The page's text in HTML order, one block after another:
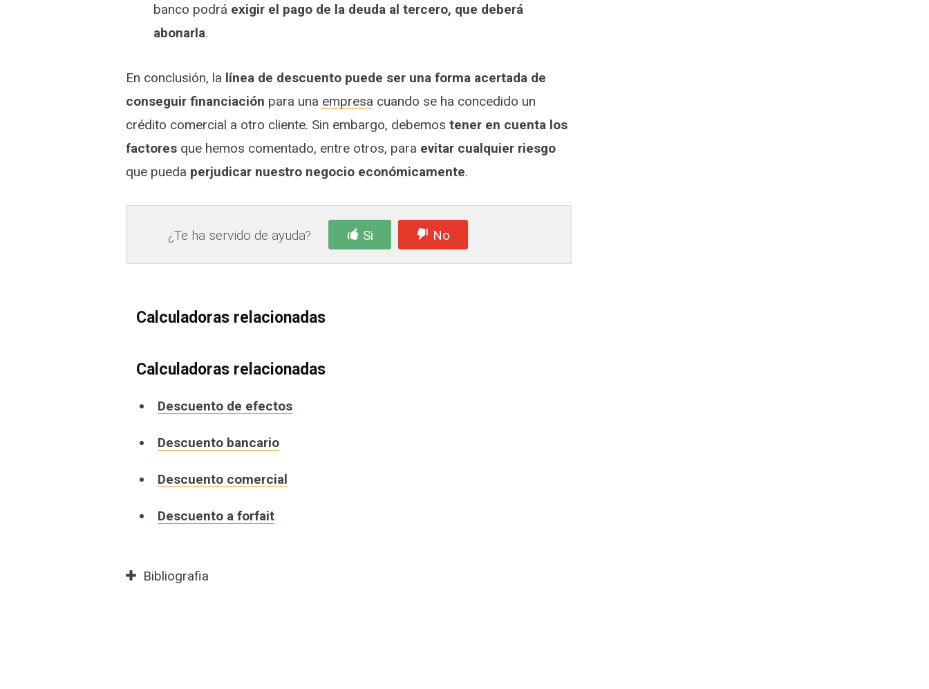
banco podrá exigir el pago de la deuda al tercero, que deberá
abonarla.
En conclusión, la línea de descuento puede ser una forma acertada de
conseguir financiación para una empresa cuando se ha concedido un
crédito comercial a otro cliente. Sin embargo, debemos tener en cuenta los
factoresque hemos comentado, entre otros, para evitar cualquier riesgo
que pueda perjudicar nuestro negocio económicamente.
¿Te ha servido de ayuda? Si No
Calculadoras relacionadas
Calculadoras relacionadas
Descuento de efectos
Descuento bancario
Descuento comercial
Descuento a forfait
Bibliografia